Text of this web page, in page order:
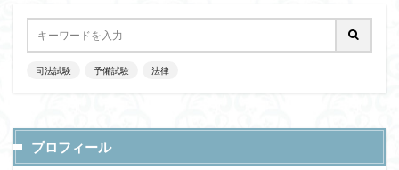
司法試験 予備試験 法律
プロフィール